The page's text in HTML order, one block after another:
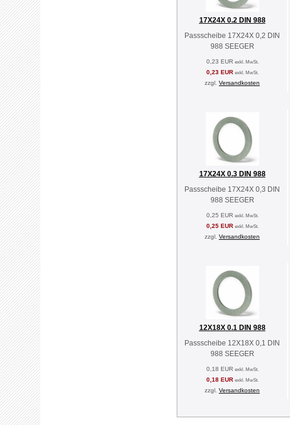
17X24X 0.2 DIN 988
Passscheibe 17X24X 0,2 DIN
988 SEEGER
0,23 EUR exkl. MwSt.
0,23 EUR exkl. MwSt.
zzgl. Versandkosten
17X24X 0.3 DIN 988
Passscheibe 17X24X 0,3 DIN
988 SEEGER
0,25 EUR exkl. MwSt.
0,25 EUR exkl. MwSt.
zzgl. Versandkosten
12X18X 0.1 DIN 988
Passscheibe 12X18X 0,1 DIN
988 SEEGER
0,18 EUR exkl. MwSt.
0,18 EUR exkl. MwSt.
zzgl. Versandkosten